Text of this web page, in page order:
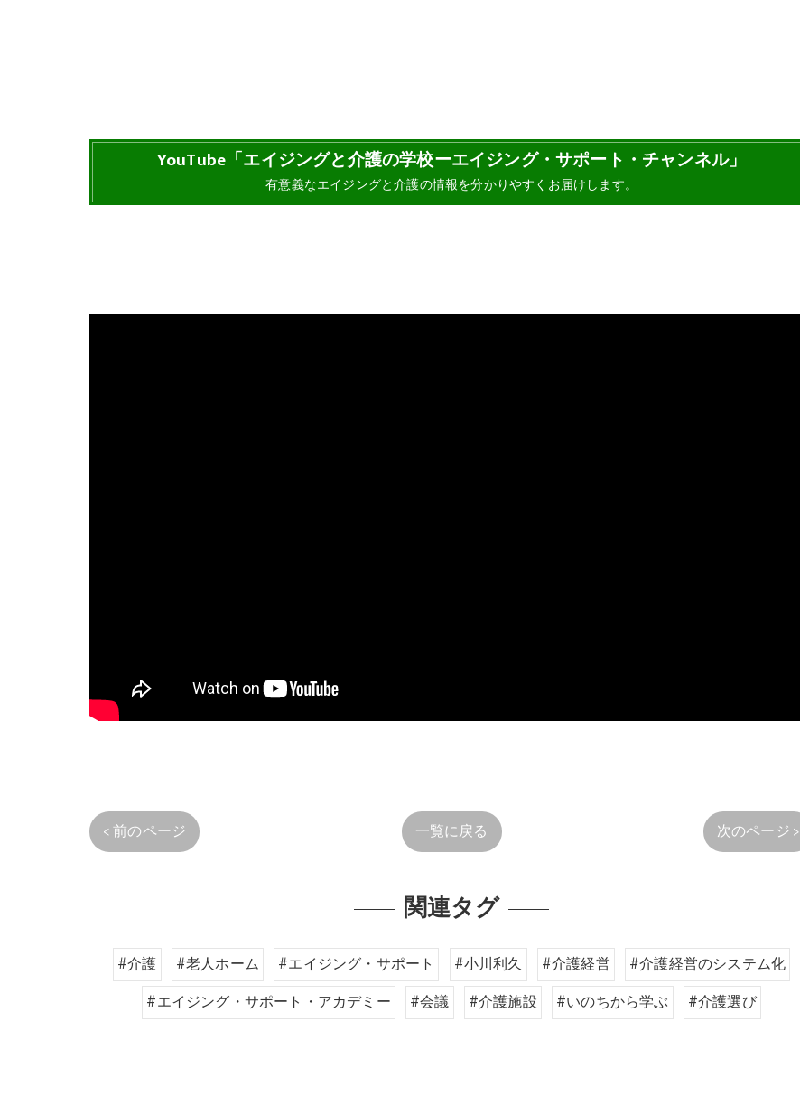
YouTube「エイジングと介護の学校ーエイジング・サポート・チャンネル」
有意義なエイジングと介護の情報を分かりやすくお届けします。
< 前のページ 一覧に戻る 次のページ >
関連タグ
#介護 #老人ホーム #エイジング・サポート #小川利久 #介護経営
#介護経営のシステム化
#エイジング・サポート・アカデミー
#会議 #介護施設 #いのちから学ぶ #介護選び